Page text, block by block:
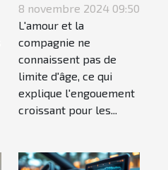
fonctionnalités
des plateformes
de rencontres
pour séniors
8 novembre 2024 09:50
L'amour et la
compagnie ne
connaissent pas de
limite d'âge, ce qui
explique l'engouement
croissant pour les...